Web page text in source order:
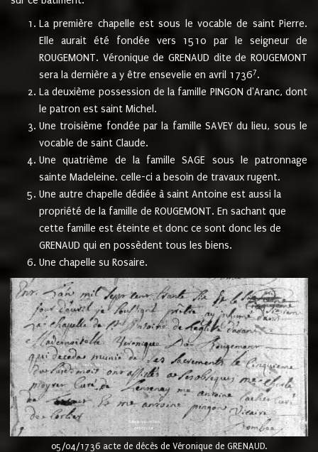
La première chapelle est sous le vocable de saint Pierre.
Elle aurait été fondée vers 1510 par le seigneur de
ROUGEMONT. Véronique de GRENAUD dite de ROUGEMONT
sera la dernière a y être ensevelie en avril 17367.
La deuxième possession de la famille PINGON d'Aranc, dont
le patron est saint Michel.
Une troisième fondée par la famille SAVEY du lieu, sous le
vocable de saint Claude.
Une quatrième de la famille SAGE sous le patronnage
sainte Madeleine. celle-ci a besoin de travaux rugent.
Une autre chapelle dédiée à saint Antoine est aussi la
propriété de la famille de ROUGEMONT. En sachant que
cette famille est éteinte et donc ce sont donc les de
GRENAUD qui en possèdent tous les biens.
Une chapelle su Rosaire.
05/04/1736 acte de décès de Véronique de GRENAUD.